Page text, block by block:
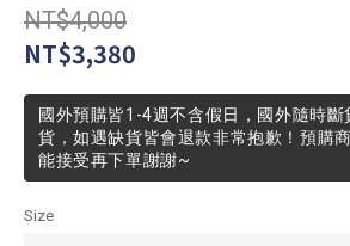
NT$4,000
NT$3,380
國外預購皆1-4週不含假日，國外隨時斷
貨，如遇缺貨皆會退款非常抱歉！預購
能接受再下單謝謝~
Size